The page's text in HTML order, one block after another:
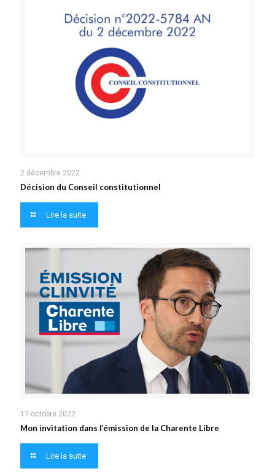
2 décembre 2022
Décision du Conseil constitutionnel
Lire la suite
17 octobre 2022
Mon invitation dans l’émission de la Charente Libre
Lire la suite